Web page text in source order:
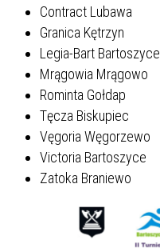
Contract Lubawa
Granica Kętrzyn
Legia-Bart Bartoszyce
Mrągowia Mrągowo
Rominta Gołdap
Tęcza Biskupiec
Vęgoria Węgorzewo
Victoria Bartoszyce
Zatoka Braniewo